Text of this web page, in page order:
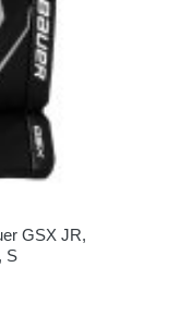
GSX JR,
S